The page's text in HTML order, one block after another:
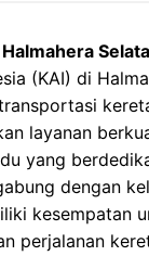
(KAI) di
layanan
yang
dengan
kesempatan
perjalanan